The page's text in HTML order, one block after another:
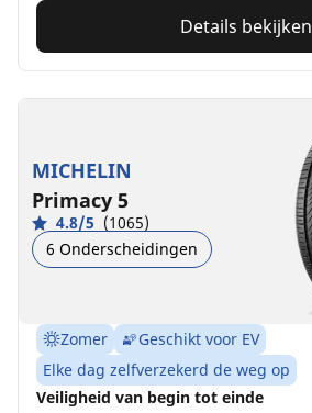
Details bekijken
MICHELIN
Primacy 5
4.8/5 (1065)
6 Onderscheidingen
Zomer
Geschikt voor EV
Elke dag zelfverzekerd de weg op
Veiligheid van begin tot einde